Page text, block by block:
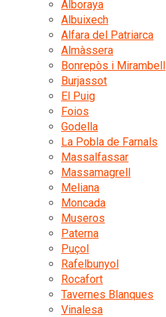
Alboraya
Albuixech
Alfara del Patriarca
Almàssera
Bonrepòs i Mirambell
Burjassot
El Puig
Foios
Godella
La Pobla de Farnals
Massalfassar
Massamagrell
Meliana
Moncada
Museros
Paterna
Puçol
Rafelbunyol
Rocafort
Tavernes Blanques
Vinalesa